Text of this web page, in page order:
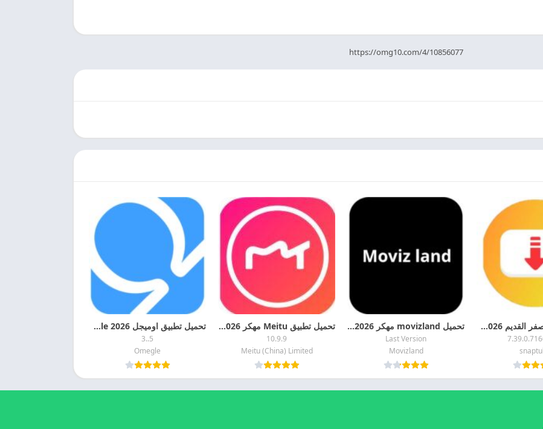
https://omg10.com/4/10856077
سناب تيوب الاصفر القديم 2026 Snaptube APK اخر اصدار مجانا تحميل movizland مهكر 2026 اخر اصدار مجانا
Last Version
Movizland
تحميل تطبيق Meitu مهكر 2026 برابط مباشر
10.9.9
Meitu (China) Limited
تحميل تطبيق اوميجل 2026 Omegle مهكر اخر تحديث مجانا
5..3
Omegle